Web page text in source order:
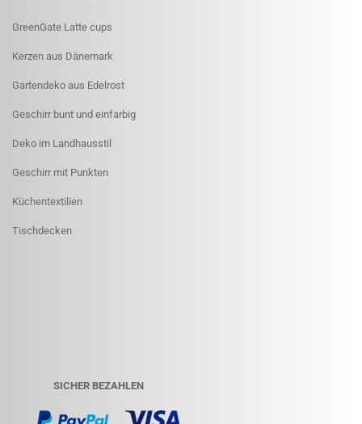
GreenGate Latte cups
Kerzen aus Dänemark
Gartendeko aus Edelrost
Geschirr bunt und einfarbig
Deko im Landhausstil
Geschirr mit Punkten
Küchentextilien
Tischdecken
SICHER BEZAHLEN